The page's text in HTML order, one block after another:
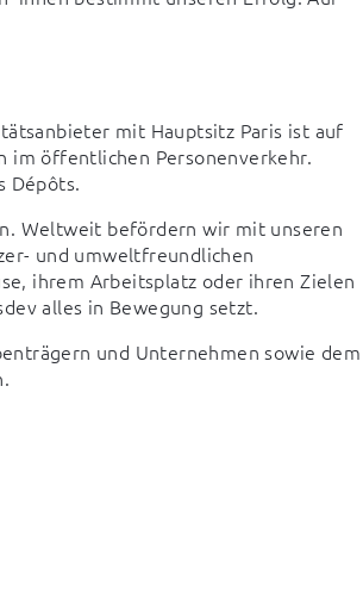
mit Hauptsitz Paris ist auf
im öffentlichen Personenverkehr.
Dépôts.
Weltweit befördern wir mit unseren
und umweltfreundlichen
ihrem Arbeitsplatz oder ihren Zielen
alles in Bewegung setzt.
und Unternehmen sowie dem